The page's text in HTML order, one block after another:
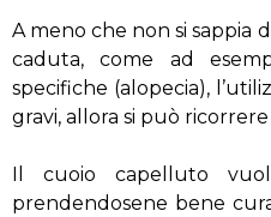
A meno che non si sappia
caduta, come ad
specifiche (alopecia),
gravi, allora si può ricorrere
Il cuoio capelluto
prendendosene bene